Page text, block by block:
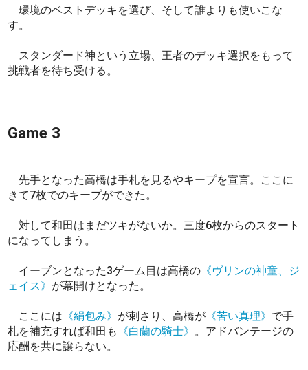
環境のベストデッキを選び、そして誰よりも使いこな
す。
スタンダード神という立場、王者のデッキ選択をもって
挑戦者を待ち受ける。
Game 3
先手となった高橋は手札を見るやキープを宣言。ここに
きて7枚でのキープができた。
対して和田はまだツキがないか。三度6枚からのスタート
になってしまう。
イーブンとなった3ゲーム目は高橋の 《ヴリンの神童、ジ
ェイス》 が幕開けとなった。
ここには 《絹包み》 が刺さり、高橋が 《苦い真理》 で手
札を補充すれば和田も 《白蘭の騎士》 。アドバンテージの
応酬を共に譲らない。